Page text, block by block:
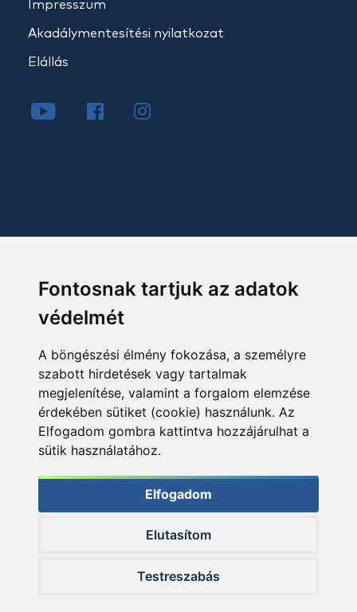
Fontosnak tartjuk az adatok
védelmét
A böngészési élmény fokozása, a személyre
szabott hirdetések vagy tartalmak
megjelenítése, valamint a forgalom elemzése
érdekében sütiket (cookie) használunk. Az
Elfogadom gombra kattintva hozzájárulhat a
sütik használatához.
Elfogadom
Elutasítom
Testreszabás
Impresszum
Akadálymentesítési nyilatkozat
Elállás